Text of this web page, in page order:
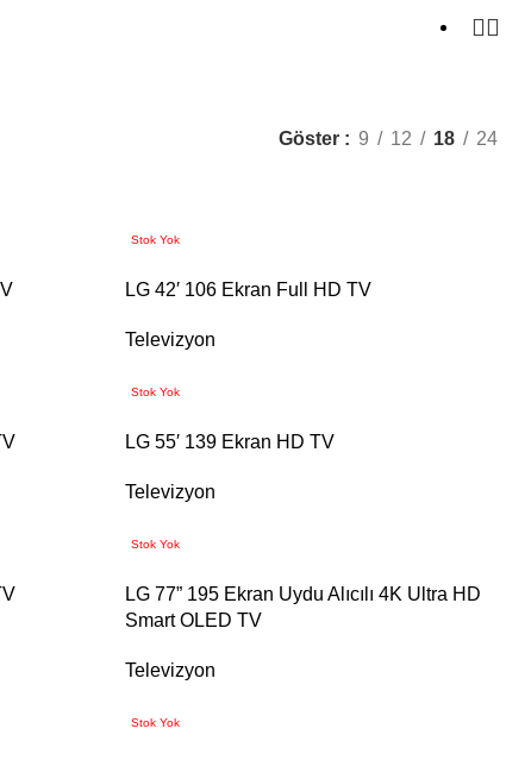
Göster 9 12 18 24
Stok Yok
LG 42′ 106 Ekran Full HD TV
Televizyon
Stok Yok
LG 55′ 139 Ekran HD TV
Televizyon
Stok Yok
LG 77” 195 Ekran Uydu Alıcılı 4K Ultra HD
Smart OLED TV
Televizyon
Stok Yok